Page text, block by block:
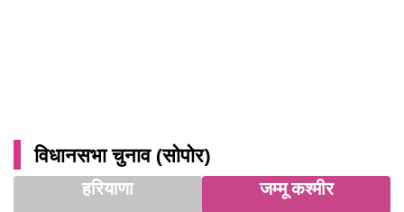
विधानसभा चुनाव (सोपोर)
हरियाणा जम्मू कश्मीर